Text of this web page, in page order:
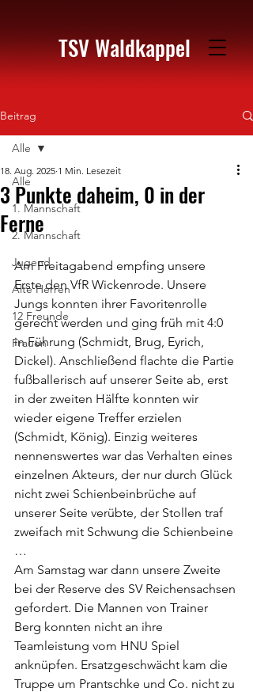
TSV Waldkappel
Beitrag
Alle
1. Mannschaft
2. Mannschaft
Jugend
Alte Herren
12 Freunde
Frauen
Alle
3 Punkte daheim, 0 in der
Ferne
18. Aug. 2025 1 Min. Lesezeit
Am Freitagabend empfing unsere
Erste den VfR Wickenrode. Unsere
Jungs konnten ihrer Favoritenrolle
gerecht werden und ging früh mit 4:0
in Führung (Schmidt, Brug, Eyrich,
Dickel). Anschließend flachte die Partie
fußballerisch auf unserer Seite ab, erst
in der zweiten Hälfte konnten wir
wieder eigene Treffer erzielen
(Schmidt, König). Einzig weiteres
nennenswertes war das Verhalten eines
einzelnen Akteurs, der nur durch Glück
nicht zwei Schienbeinbrüche auf
unserer Seite verübte, der Stollen traf
zweifach mit Schwung die Schienbeine
…
Am Samstag war dann unsere Zweite
bei der Reserve des SV Reichensachsen
gefordert. Die Mannen von Trainer
Berg konnten nicht an ihre
Teamleistung vom HNU Spiel
anknüpfen. Ersatzgeschwächt kam die
Truppe um Prantschke und Co. nicht zu